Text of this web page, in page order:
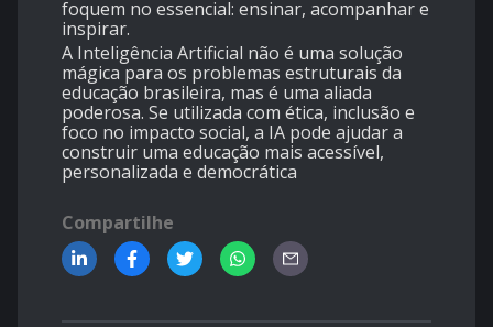
foquem no essencial: ensinar, acompanhar e
inspirar.
A Inteligência Artificial não é uma solução
mágica para os problemas estruturais da
educação brasileira, mas é uma aliada
poderosa. Se utilizada com ética, inclusão e
foco no impacto social, a IA pode ajudar a
construir uma educação mais acessível,
personalizada e democrática
Compartilhe